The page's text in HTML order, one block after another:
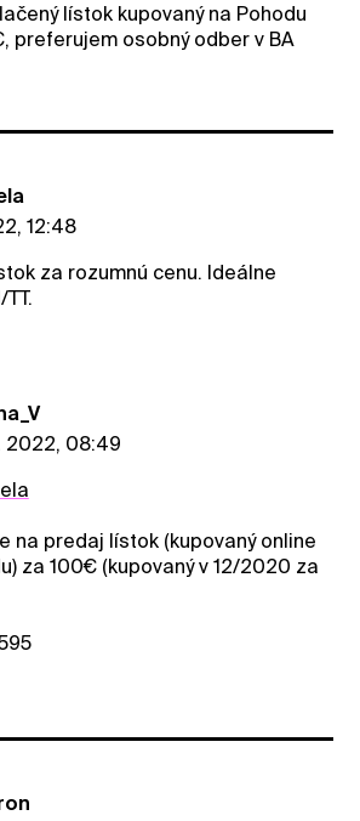
lístok kupovaný na Pohodu
preferujem osobný odber v BA
12:48
za rozumnú cenu. Ideálne
2022, 08:49
na predaj lístok (kupovaný online
za 100€ (kupovaný v 12/2020 za